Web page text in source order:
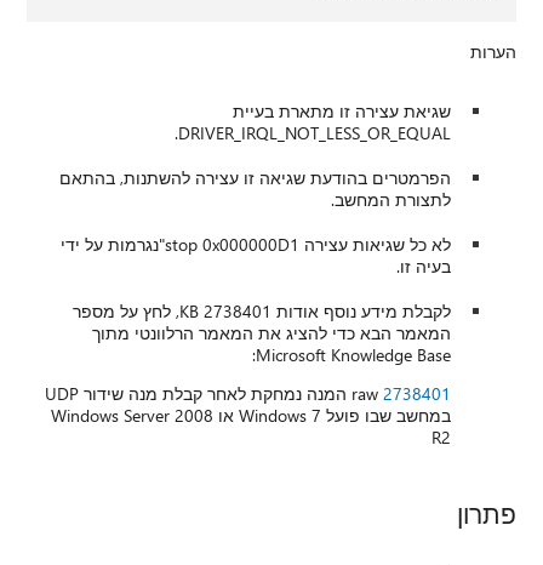
הערות
שגיאת עצירה זו מתארת בעיית
DRIVER_IRQL_NOT_LESS_OR_EQUAL.
הפרמטרים בהודעת שגיאה זו עצירה להשתנות, בהתאם
לתצורת המחשב.
לא כל שגיאות עצירה stop 0x000000D1"נגרמות על ידי
בעיה זו.
לקבלת מידע נוסף אודות KB 2738401, לחץ על מספר
המאמר הבא כדי להציג את המאמר הרלוונטי מתוך
Microsoft Knowledge Base:
2738401
raw המנה נמחקת לאחר קבלת מנה שידור UDP
במחשב שבו פועל Windows 7 או Windows Server 2008
R2
פתרון